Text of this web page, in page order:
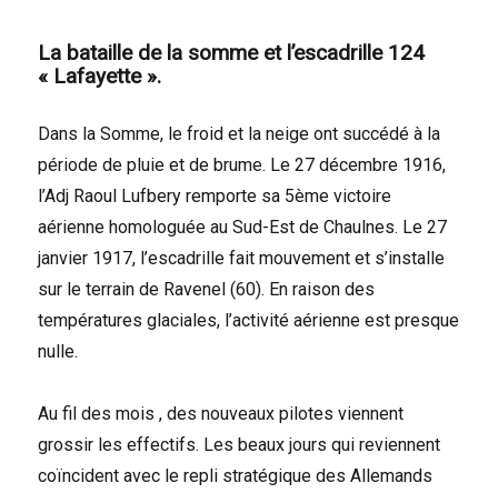
La bataille de la somme et l’escadrille 124
« Lafayette ».
Dans la Somme, le froid et la neige ont succédé à la
période de pluie et de brume. Le 27 décembre 1916,
l’Adj Raoul Lufbery remporte sa 5ème victoire
aérienne homologuée au Sud-Est de Chaulnes. Le 27
janvier 1917, l’escadrille fait mouvement et s’installe
sur le terrain de Ravenel (60). En raison des
températures glaciales, l’activité aérienne est presque
nulle.
Au fil des mois , des nouveaux pilotes viennent
grossir les effectifs. Les beaux jours qui reviennent
coïncident avec le repli stratégique des Allemands